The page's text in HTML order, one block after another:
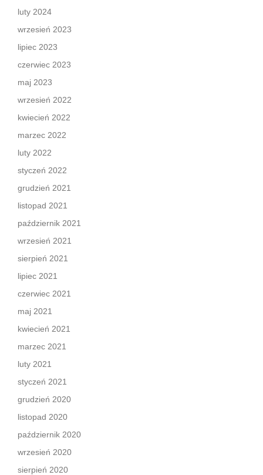
luty 2024
wrzesień 2023
lipiec 2023
czerwiec 2023
maj 2023
wrzesień 2022
kwiecień 2022
marzec 2022
luty 2022
styczeń 2022
grudzień 2021
listopad 2021
październik 2021
wrzesień 2021
sierpień 2021
lipiec 2021
czerwiec 2021
maj 2021
kwiecień 2021
marzec 2021
luty 2021
styczeń 2021
grudzień 2020
listopad 2020
październik 2020
wrzesień 2020
sierpień 2020